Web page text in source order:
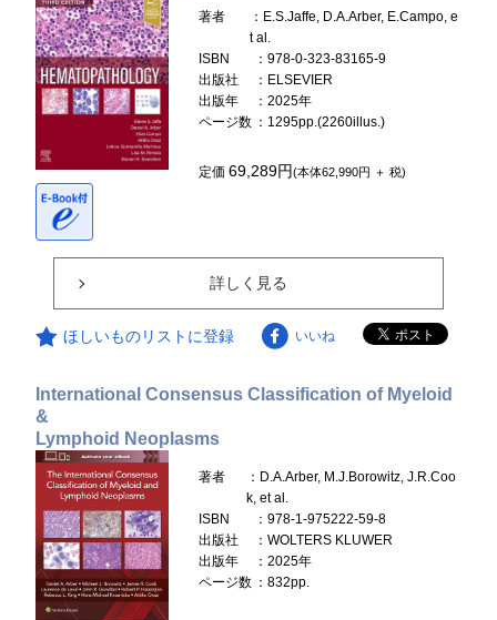
著者
：E.S.Jaffe, D.A.Arber, E.Campo, e
t al.
ISBN
：978-0-323-83165-9
出版社
：ELSEVIER
出版年
：2025年
ページ数 ：1295pp.(2260illus.)
定価69,289円(本体62,990円 ＋ 税)
詳しく見る
ほしいものリストに登録 いいね
International Consensus Classification of Myeloid
&
Lymphoid Neoplasms
著者
：D.A.Arber, M.J.Borowitz, J.R.Coo
k, et al.
ISBN
：978-1-975222-59-8
出版社
：WOLTERS KLUWER
出版年
：2025年
ページ数 ：832pp.